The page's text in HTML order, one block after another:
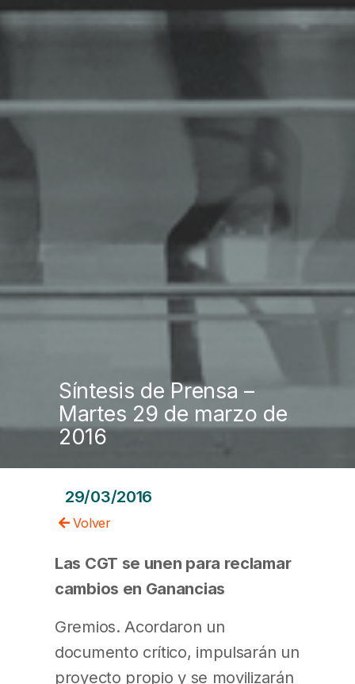
Síntesis de Prensa –
Martes 29 de marzo de
2016
29/03/2016
Volver
Las CGT se unen para reclamar
cambios en Ganancias
Gremios. Acordaron un
documento crítico, impulsarán un
proyecto propio y se movilizarán